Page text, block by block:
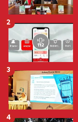
2
3
4